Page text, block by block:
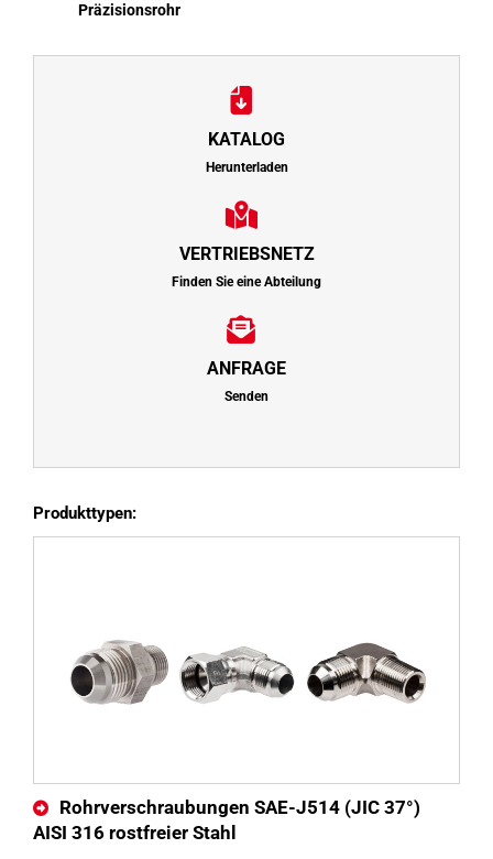
Präzisionsrohr
KATALOG
Herunterladen
VERTRIEBSNETZ
Finden Sie eine Abteilung
ANFRAGE
Senden
Produkttypen:
Rohrverschraubungen SAE-J514 (JIC 37°)
AISI 316 rostfreier Stahl